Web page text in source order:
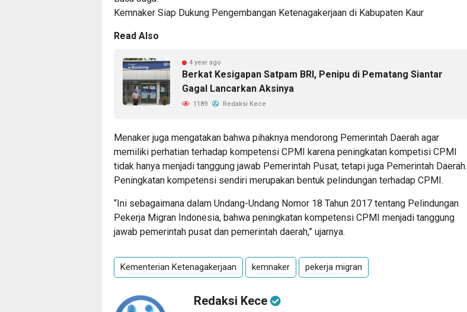
Kemnaker Siap Dukung Pengembangan Ketenagakerjaan di Kabupaten Kaur
Read Also
4 year ago
Berkat Kesigapan Satpam BRI, Penipu di Pematang Siantar
Gagal Lancarkan Aksinya
1189 Redaksi Kece
Menaker juga mengatakan bahwa pihaknya mendorong Pemerintah Daerah agar
memiliki perhatian terhadap kompetensi CPMI karena peningkatan kompetisi CPMI
tidak hanya menjadi tanggung jawab Pemerintah Pusat, tetapi juga Pemerintah Daerah.
Peningkatan kompetensi sendiri merupakan bentuk pelindungan terhadap CPMI.
“Ini sebagaimana dalam Undang-Undang Nomor 18 Tahun 2017 tentang Pelindungan
Pekerja Migran Indonesia, bahwa peningkatan kompetensi CPMI menjadi tanggung
jawab pemerintah pusat dan pemerintah daerah,” ujarnya.
Kementerian Ketenagakerjaan kemnaker pekerja migran
Redaksi Kece